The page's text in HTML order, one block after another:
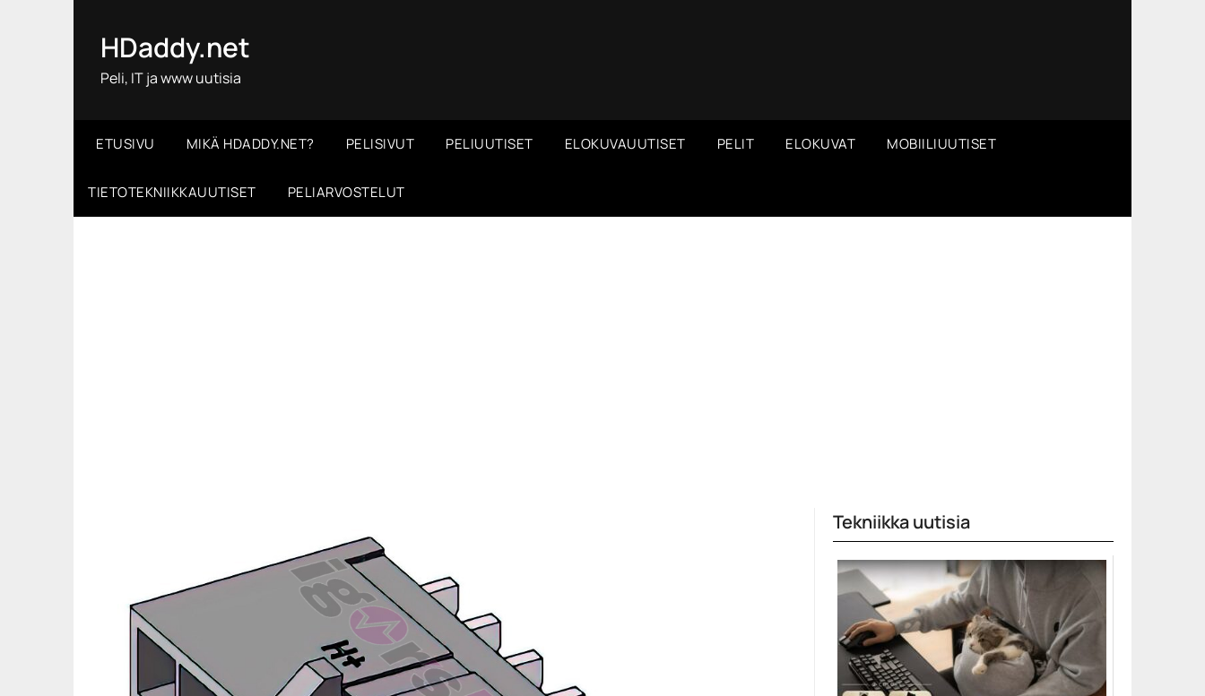
HDaddy.net
Peli, IT ja www uutisia
ETUSIVU MIKÄ HDADDY.NET? PELISIVUT PELIUUTISET ELOKUVAUUTISET PELIT ELOKUVAT MOBIILIUUTISET
TIETOTEKNIIKKAUUTISET PELIARVOSTELUT
Tekniikka uutisia